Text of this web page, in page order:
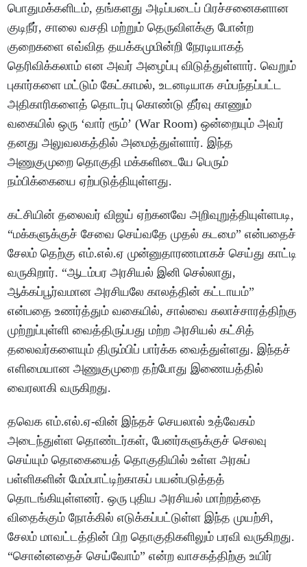
பொதுமக்களிடம், தங்களது அடிப்படைப் பிரச்சனைகளான
குடிநீர், சாலை வசதி மற்றும் தெருவிளக்கு போன்ற
குறைகளை எவ்வித தயக்கமுமின்றி நேரடியாகத்
தெரிவிக்கலாம் என அவர் அழைப்பு விடுத்துள்ளார். வெறும்
புகார்களை மட்டும் கேட்காமல், உடனடியாக சம்பந்தப்பட்ட
அதிகாரிகளைத் தொடர்பு கொண்டு தீர்வு காணும்
வகையில் ஒரு ‘வார் ரூம்’ (War Room) ஒன்றையும் அவர்
தனது அலுவலகத்தில் அமைத்துள்ளார். இந்த
அணுகுமுறை தொகுதி மக்களிடையே பெரும்
நம்பிக்கையை ஏற்படுத்தியுள்ளது.
கட்சியின் தலைவர் விஜய் ஏற்கனவே அறிவுறுத்தியுள்ளபடி,
“மக்களுக்குச் சேவை செய்வதே முதல் கடமை” என்பதைச்
சேலம் தெற்கு எம்.எல்.ஏ முன்னுதாரணமாகச் செய்து காட்டி
வருகிறார். “ஆடம்பர அரசியல் இனி செல்லாது,
ஆக்கப்பூர்வமான அரசியலே காலத்தின் கட்டாயம்”
என்பதை உணர்த்தும் வகையில், சால்வை கலாச்சாரத்திற்கு
முற்றுப்புள்ளி வைத்திருப்பது மற்ற அரசியல் கட்சித்
தலைவர்களையும் திரும்பிப் பார்க்க வைத்துள்ளது. இந்தச்
எளிமையான அணுகுமுறை தற்போது இணையத்தில்
வைரலாகி வருகிறது.
தவெக எம்.எல்.ஏ-வின் இந்தச் செயலால் உத்வேகம்
அடைந்துள்ள தொண்டர்கள், பேனர்களுக்குச் செலவு
செய்யும் தொகையைத் தொகுதியில் உள்ள அரசுப்
பள்ளிகளின் மேம்பாட்டிற்காகப் பயன்படுத்தத்
தொடங்கியுள்ளனர். ஒரு புதிய அரசியல் மாற்றத்தை
விதைக்கும் நோக்கில் எடுக்கப்பட்டுள்ள இந்த முயற்சி,
சேலம் மாவட்டத்தின் பிற தொகுதிகளிலும் பரவி வருகிறது.
“சொன்னதைச் செய்வோம்” என்ற வாசகத்திற்கு உயிர்